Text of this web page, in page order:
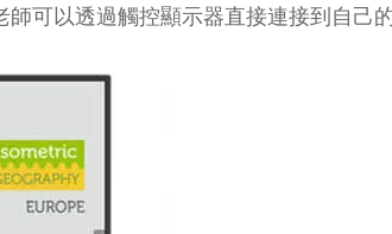
可以透過觸控顯示器直接連接到自己